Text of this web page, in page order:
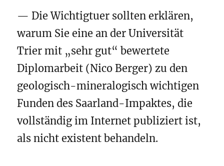
— Die Wichtigtuer sollten erklären,
warum Sie eine an der Universität
Trier mit „sehr gut“ bewertete
Diplomarbeit (Nico Berger) zu den
geologisch-mineralogisch wichtigen
Funden des Saarland-Impaktes, die
vollständig im Internet publiziert ist,
als nicht existent behandeln.